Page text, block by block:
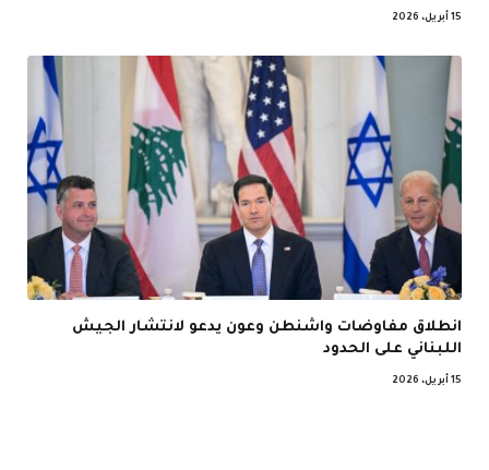
15 أبريل، 2026
انطلاق مفاوضات واشنطن وعون يدعو لانتشار الجيش
اللبناني على الحدود
15 أبريل، 2026